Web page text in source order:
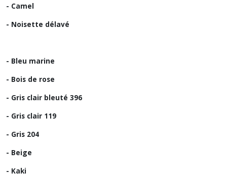
- Camel
- Noisette délavé
- Bleu marine
- Bois de rose
- Gris clair bleuté 396
- Gris clair 119
- Gris 204
- Beige
- Kaki